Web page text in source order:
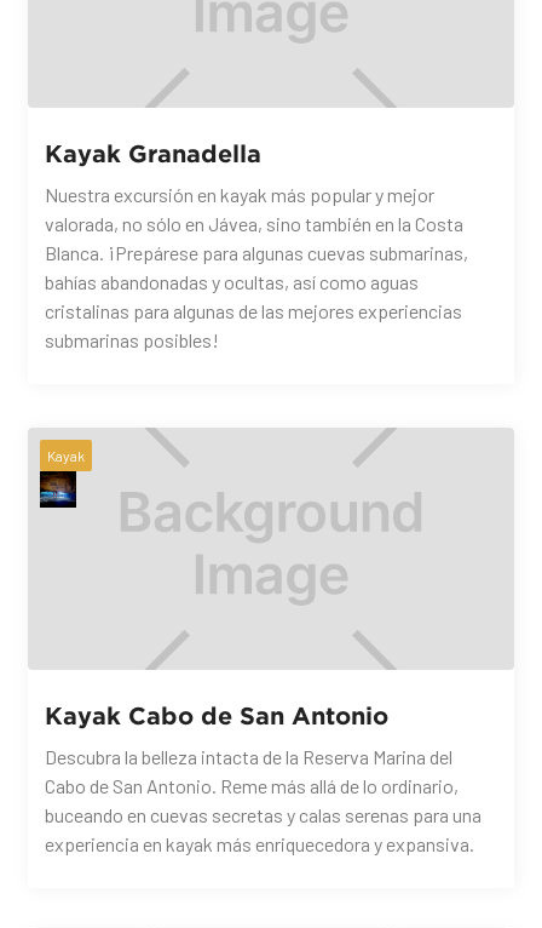
Kayak Granadella
Nuestra excursión en kayak más popular y mejor
valorada, no sólo en Jávea, sino también en la Costa
Blanca. ¡Prepárese para algunas cuevas submarinas,
bahías abandonadas y ocultas, así como aguas
cristalinas para algunas de las mejores experiencias
submarinas posibles!
Kayak
Kayak Cabo de San Antonio
Descubra la belleza intacta de la Reserva Marina del
Cabo de San Antonio. Reme más allá de lo ordinario,
buceando en cuevas secretas y calas serenas para una
experiencia en kayak más enriquecedora y expansiva.